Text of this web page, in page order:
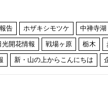
告 ホザキシモツケ 中禅寺湖
光開花情報 戦場ヶ原 栃木
新・山の上からこんにちは